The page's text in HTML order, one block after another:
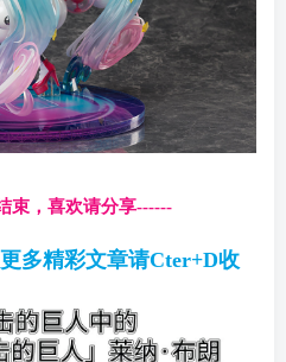
束，喜欢请分享------
多精彩文章请Cter+D收